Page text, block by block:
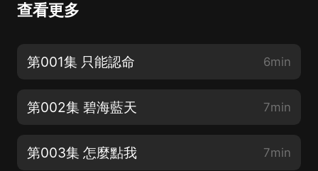
查看更多
第001集 只能認命 6min
第002集 碧海藍天 7min
第003集 怎麼點我 7min